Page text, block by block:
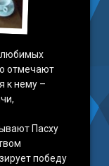
любимых
отмечают
к нему –
Пасху
победу